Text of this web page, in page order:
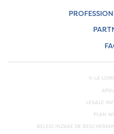
© LA
LEGALE
PLAN
BELEID INZAKE DE